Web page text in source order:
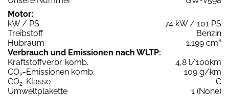
Motor:
kW / PS
74 kW / 101 PS
Treibstoff
Benzin
Hubraum
1.199 cm³
Verbrauch und Emissionen nach WLTP:
Kraftstoffverbr. komb.
4,8 l/100km
CO2-Emissionen komb.
109 g/km
CO2-Klasse
C
Umweltplakette
1 (None)